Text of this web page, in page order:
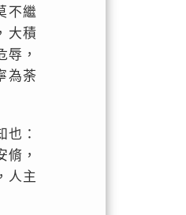
不繼
大積
，
為荼
：
，
人主